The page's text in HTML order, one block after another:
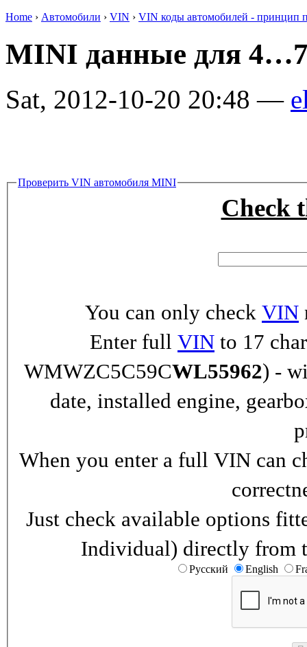
Home › Автомобили › VIN › VIN коды автомобилей - принцип
MINI данные для
Sat, 2012-10-20 20:48 —
Проверить VIN автомобиля MINI
Check
You can only check VIN
Enter full VIN to 17
WMWZC5C59CWL55962) -
date, installed engine,
When you enter a full VIN can
Just check available options
Individual) directly from
Русский English